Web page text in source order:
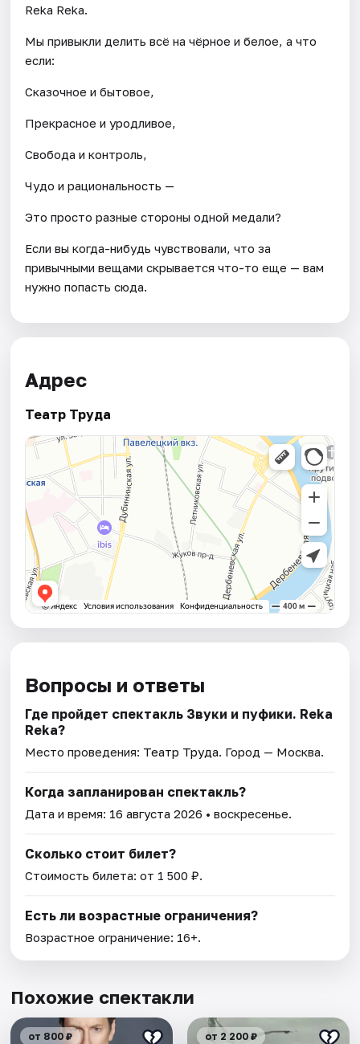
Reka Reka.
Мы привыкли делить всё на чёрное и белое, а что
если:
Сказочное и бытовое,
Прекрасное и уродливое,
Свобода и контроль,
Чудо и рациональность —
Это просто разные стороны одной медали?
Если вы когда-нибудь чувствовали, что за
привычными вещами скрывается что-то еще — вам
нужно попасть сюда.
Адрес
Театр Труда
Вопросы и ответы
Где пройдет спектакль Звуки и пуфики. Reka
Reka?
Место проведения: Театр Труда. Город — Москва.
Когда запланирован спектакль?
Дата и время: 16 августа 2026 • воскресенье.
Сколько стоит билет?
Стоимость билета: от 1 500 ₽.
Есть ли возрастные ограничения?
Возрастное ограничение: 16+.
Похожие спектакли
от 800 ₽ от 2 200 ₽